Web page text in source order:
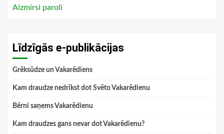
Aizmirsi paroli
Līdzīgās e-publikācijas
Grēksūdze un Vakarēdiens
Kam draudze nedrīkst dot Svēto Vakarēdienu
Bērni saņems Vakarēdienu
Kam draudzes gans nevar dot Vakarēdienu?